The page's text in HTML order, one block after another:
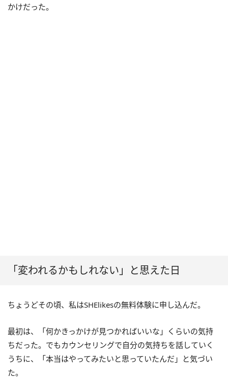
かけだった。
「変われるかもしれない」と思えた日
ちょうどその頃、私はSHElikesの無料体験に申し込んだ。
最初は、「何かきっかけが見つかればいいな」くらいの気持
ちだった。でもカウンセリングで自分の気持ちを話していく
うちに、「本当はやってみたいと思っていたんだ」と気づい
た。